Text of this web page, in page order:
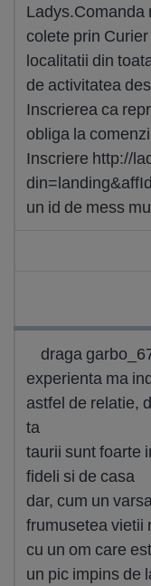
Ladys.Comanda
colete prin
localitatii din
de activitatea
Inscrierea ca
obliga la
Inscriere http://
un id de mess
draga
experienta ma
astfel de relatie,
ta
taurii sunt foarte
fideli si de casa
dar, cum un
frumusetea vietii
cu un om care
un pic impins de